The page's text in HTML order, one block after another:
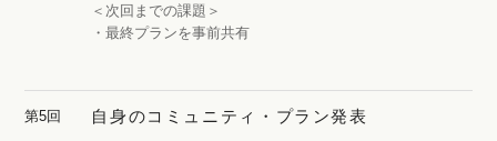
＜次回までの課題＞
・最終プランを事前共有
第5回 自身のコミュニティ・プラン発表